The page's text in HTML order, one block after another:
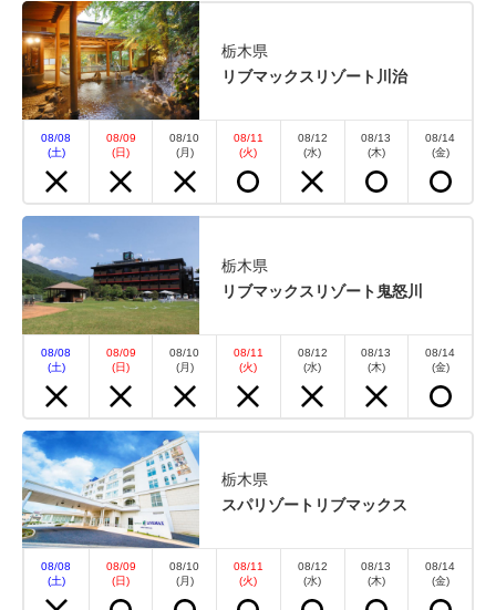
※現金の取り扱いは出来かねます。 『リブ得』スタ
ンダードプランより15％OFF！！ 1部屋につき駐車
場1台無料！ 【2025年8月9日 再開予定】 スパリゾー
トリブマックスの温泉施設が、8月9日より再開いた
します。 MAXCUBE真岡...
空室なし
栃木県
リブマックスリゾート川治
08/08
(土)
08/09
(日)
08/10
(月)
08/11
(火)
08/12
(水)
08/13
(木)
08/14
(金)
栃木県
リブマックスリゾート鬼怒川
08/08
(土)
08/09
(日)
08/10
(月)
08/11
(火)
08/12
(水)
08/13
(木)
08/14
(金)
栃木県
スパリゾートリブマックス
08/08
(土)
08/09
(日)
08/10
(月)
08/11
(火)
08/12
(水)
08/13
(木)
08/14
(金)